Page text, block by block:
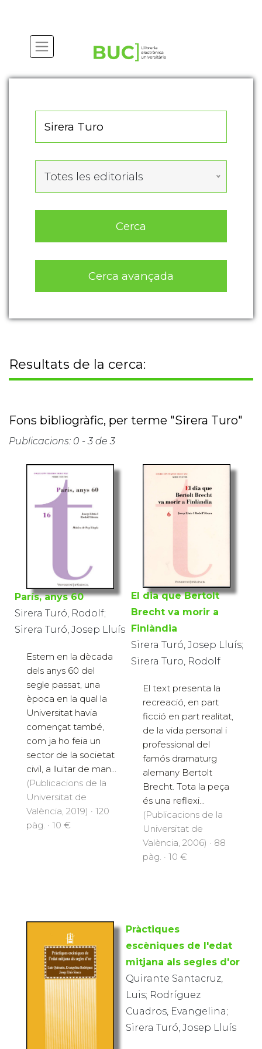
Totes les editorials
Cerca
Cerca avançada
Resultats de la cerca:
Fons bibliogràfic, per terme "Sirera Turo"
Publicacions: 0 - 3 de 3
París, anys 60
Sirera Turó, Rodolf;
Sirera Turó, Josep Lluís
Estem en la dècada
dels anys 60 del
segle passat, una
època en la qual la
Universitat havia
començat també,
com ja ho feia un
sector de la societat
civil, a lluitar de man...
(Publicacions de la
Universitat de
València, 2019) · 120
pàg. · 10 €
El dia que Bertolt
Brecht va morir a
Finlàndia
Sirera Turó, Josep Lluís;
Sirera Turo, Rodolf
El text presenta la
recreació, en part
ficció en part realitat,
de la vida personal i
professional del
famós dramaturg
alemany Bertolt
Brecht. Tota la peça
és una reflexi...
(Publicacions de la
Universitat de
València, 2006) · 88
pàg. · 10 €
Pràctiques
escèniques de l'edat
mitjana als segles d'or
Quirante Santacruz,
Luis; Rodríguez
Cuadros, Evangelina;
Sirera Turó, Josep Lluís